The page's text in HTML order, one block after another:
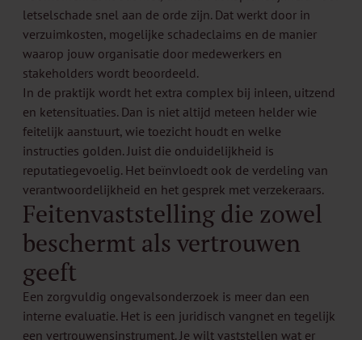
letselschade snel aan de orde zijn. Dat werkt door in
verzuimkosten, mogelijke schadeclaims en de manier
waarop jouw organisatie door medewerkers en
stakeholders wordt beoordeeld.
In de praktijk wordt het extra complex bij inleen, uitzend
en ketensituaties. Dan is niet altijd meteen helder wie
feitelijk aanstuurt, wie toezicht houdt en welke
instructies golden. Juist die onduidelijkheid is
reputatiegevoelig. Het beïnvloedt ook de verdeling van
verantwoordelijkheid en het gesprek met verzekeraars.
Feitenvaststelling die zowel
beschermt als vertrouwen
geeft
Een zorgvuldig ongevalsonderzoek is meer dan een
interne evaluatie. Het is een juridisch vangnet en tegelijk
een vertrouwensinstrument. Je wilt vaststellen wat er